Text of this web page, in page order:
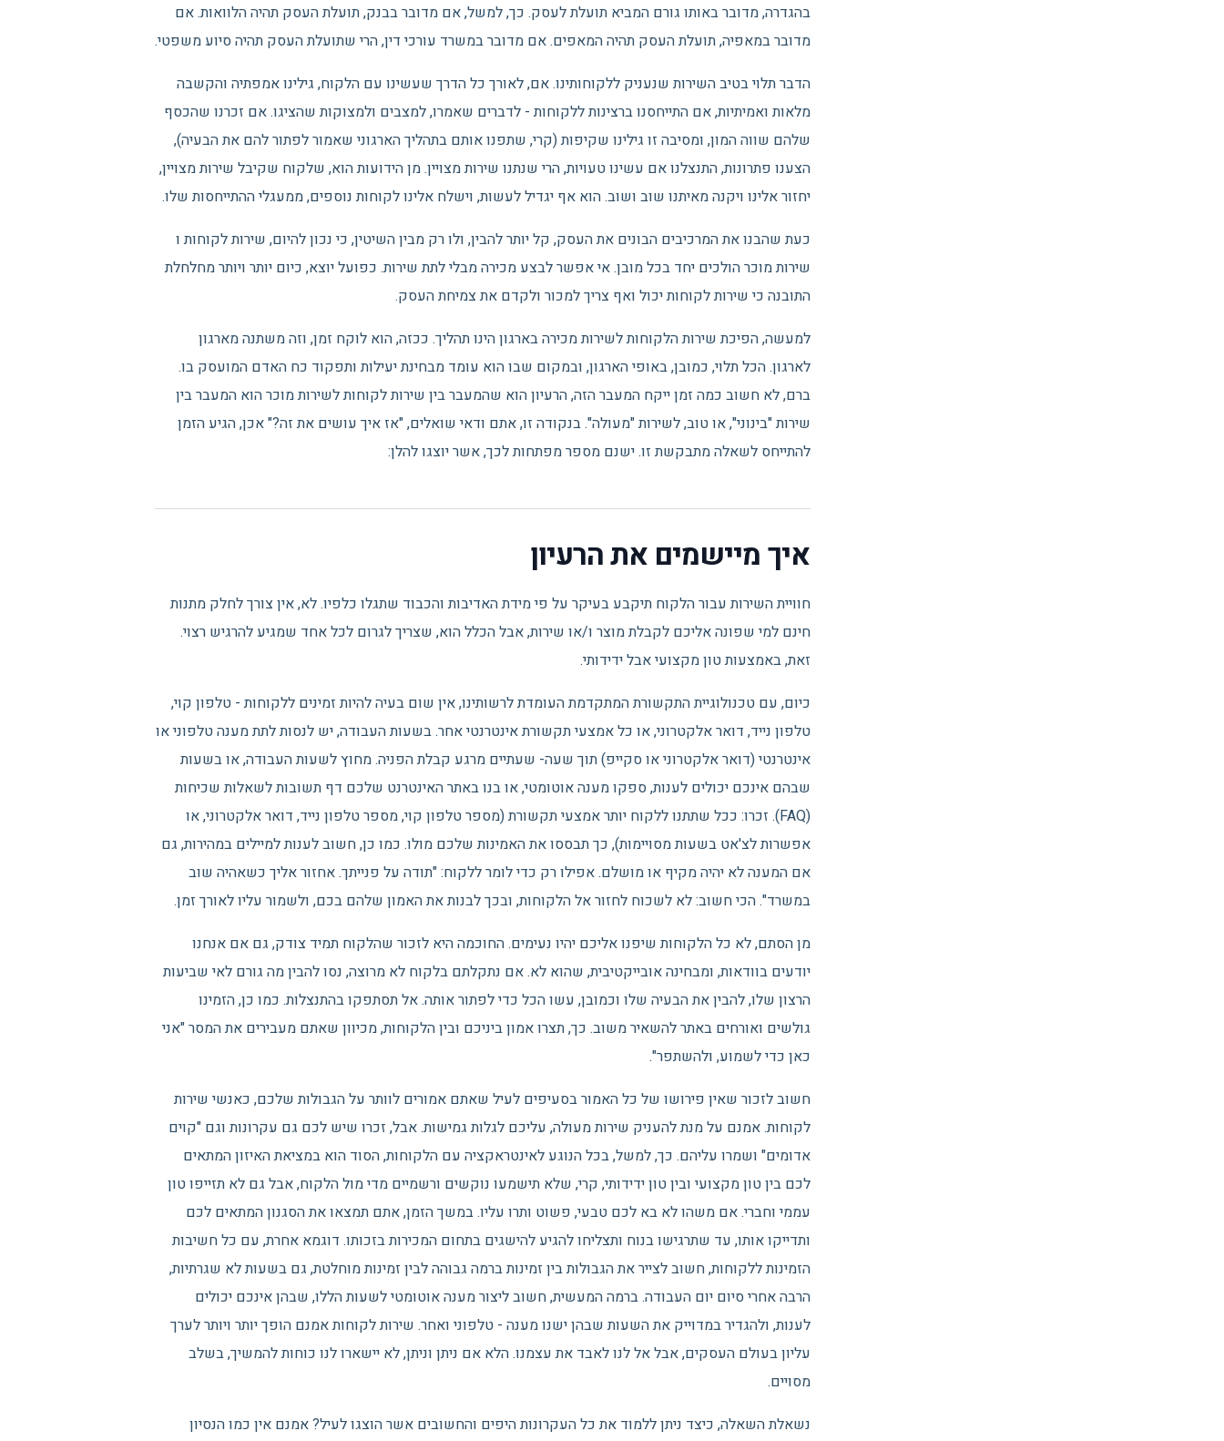
בהגדרה, מדובר באותו גורם המביא תועלת לעסק. כך, למשל, אם מדובר בבנק, תועלת העסק תהיה הלוואות. אם
מדובר במאפיה, תועלת העסק תהיה המאפים. אם מדובר במשרד עורכי דין, הרי שתועלת העסק תהיה סיוע משפטי.
הדבר תלוי בטיב השירות שנעניק ללקוחותינו. אם, לאורך כל הדרך שעשינו עם הלקוח, גילינו אמפתיה והקשבה
מלאות ואמיתיות, אם התייחסנו ברצינות ללקוחות - לדברים שאמרו, למצבים ולמצוקות שהציגו. אם זכרנו שהכסף
שלהם שווה המון, ומסיבה זו גילינו שקיפות (קרי, שתפנו אותם בתהליך הארגוני שאמור לפתור להם את הבעיה),
הצענו פתרונות, התנצלנו אם עשינו טעויות, הרי שנתנו שירות מצויין. מן הידועות הוא, שלקוח שקיבל שירות מצויין,
יחזור אלינו ויקנה מאיתנו שוב ושוב. הוא אף יגדיל לעשות, וישלח אלינו לקוחות נוספים, ממעגלי ההתייחסות שלו.
כעת שהבנו את המרכיבים הבונים את העסק, קל יותר להבין, ולו רק מבין השיטין, כי נכון להיום, שירות לקוחות ו
שירות מוכר הולכים יחד בכל מובן. אי אפשר לבצע מכירה מבלי לתת שירות. כפועל יוצא, כיום יותר ויותר מחלחלת
התובנה כי שירות לקוחות יכול ואף צריך למכור ולקדם את צמיחת העסק.
למעשה, הפיכת שירות הלקוחות לשירות מכירה בארגון הינו תהליך. ככזה, הוא לוקח זמן, וזה משתנה מארגון
לארגון. הכל תלוי, כמובן, באופי הארגון, ובמקום שבו הוא עומד מבחינת יעילות ותפקוד כח האדם המועסק בו.
ברם, לא חשוב כמה זמן ייקח המעבר הזה, הרעיון הוא שהמעבר בין שירות לקוחות לשירות מוכר הוא המעבר בין
שירות "בינוני", או טוב, לשירות "מעולה". בנקודה זו, אתם ודאי שואלים, "אז איך עושים את זה?" אכן, הגיע הזמן
להתייחס לשאלה מתבקשת זו. ישנם מספר מפתחות לכך, אשר יוצגו להלן:
איך מיישמים את הרעיון
חוויית השירות עבור הלקוח תיקבע בעיקר על פי מידת האדיבות והכבוד שתגלו כלפיו. לא, אין צורך לחלק מתנות
חינם למי שפונה אליכם לקבלת מוצר ו/או שירות, אבל הכלל הוא, שצריך לגרום לכל אחד שמגיע להרגיש רצוי.
זאת, באמצעות טון מקצועי אבל ידידותי.
כיום, עם טכנולוגיית התקשורת המתקדמת העומדת לרשותינו, אין שום בעיה להיות זמינים ללקוחות - טלפון קוי,
טלפון נייד, דואר אלקטרוני, או כל אמצעי תקשורת אינטרנטי אחר. בשעות העבודה, יש לנסות לתת מענה טלפוני או
אינטרנטי (דואר אלקטרוני או סקייפ) תוך שעה- שעתיים מרגע קבלת הפניה. מחוץ לשעות העבודה, או בשעות
שבהם אינכם יכולים לענות, ספקו מענה אוטומטי, או בנו באתר האינטרנט שלכם דף תשובות לשאלות שכיחות
(FAQ). זכרו: ככל שתתנו ללקוח יותר אמצעי תקשורת (מספר טלפון קוי, מספר טלפון נייד, דואר אלקטרוני, או
אפשרות לצ'אט בשעות מסויימות), כך תבססו את האמינות שלכם מולו. כמו כן, חשוב לענות למיילים במהירות, גם
אם המענה לא יהיה מקיף או מושלם. אפילו רק כדי לומר ללקוח: "תודה על פנייתך. אחזור אליך כשאהיה שוב
במשרד". הכי חשוב: לא לשכוח לחזור אל הלקוחות, ובכך לבנות את האמון שלהם בכם, ולשמור עליו לאורך זמן.
מן הסתם, לא כל הלקוחות שיפנו אליכם יהיו נעימים. החוכמה היא לזכור שהלקוח תמיד צודק, גם אם אנחנו
יודעים בוודאות, ומבחינה אובייקטיבית, שהוא לא. אם נתקלתם בלקוח לא מרוצה, נסו להבין מה גורם לאי שביעות
הרצון שלו, להבין את הבעיה שלו וכמובן, עשו הכל כדי לפתור אותה. אל תסתפקו בהתנצלות. כמו כן, הזמינו
גולשים ואורחים באתר להשאיר משוב. כך, תצרו אמון ביניכם ובין הלקוחות, מכיוון שאתם מעבירים את המסר "אני
כאן כדי לשמוע, ולהשתפר".
חשוב לזכור שאין פירושו של כל האמור בסעיפים לעיל שאתם אמורים לוותר על הגבולות שלכם, כאנשי שירות
לקוחות. אמנם על מנת להעניק שירות מעולה, עליכם לגלות גמישות. אבל, זכרו שיש לכם גם עקרונות וגם "קוים
אדומים" ושמרו עליהם. כך, למשל, בכל הנוגע לאינטראקציה עם הלקוחות, הסוד הוא במציאת האיזון המתאים
לכם בין טון מקצועי ובין טון ידידותי, קרי, שלא תישמעו נוקשים ורשמיים מדי מול הלקוח, אבל גם לא תזייפו טון
עממי וחברי. אם משהו לא בא לכם טבעי, פשוט ותרו עליו. במשך הזמן, אתם תמצאו את הסגנון המתאים לכם
ותדייקו אותו, עד שתרגישו בנוח ותצליחו להגיע להישגים בתחום המכירות בזכותו. דוגמא אחרת, עם כל חשיבות
הזמינות ללקוחות, חשוב לצייר את הגבולות בין זמינות ברמה גבוהה לבין זמינות מוחלטת, גם בשעות לא שגרתיות,
הרבה אחרי סיום יום העבודה. ברמה המעשית, חשוב ליצור מענה אוטומטי לשעות הללו, שבהן אינכם יכולים
לענות, ולהגדיר במדוייק את השעות שבהן ישנו מענה - טלפוני ואחר. שירות לקוחות אמנם הופך יותר ויותר לערך
עליון בעולם העסקים, אבל אל לנו לאבד את עצמנו. הלא אם ניתן וניתן, לא יישארו לנו כוחות להמשיך, בשלב
מסויים.
נשאלת השאלה, כיצד ניתן ללמוד את כל העקרונות היפים והחשובים אשר הוצגו לעיל? אמנם אין כמו הנסיון